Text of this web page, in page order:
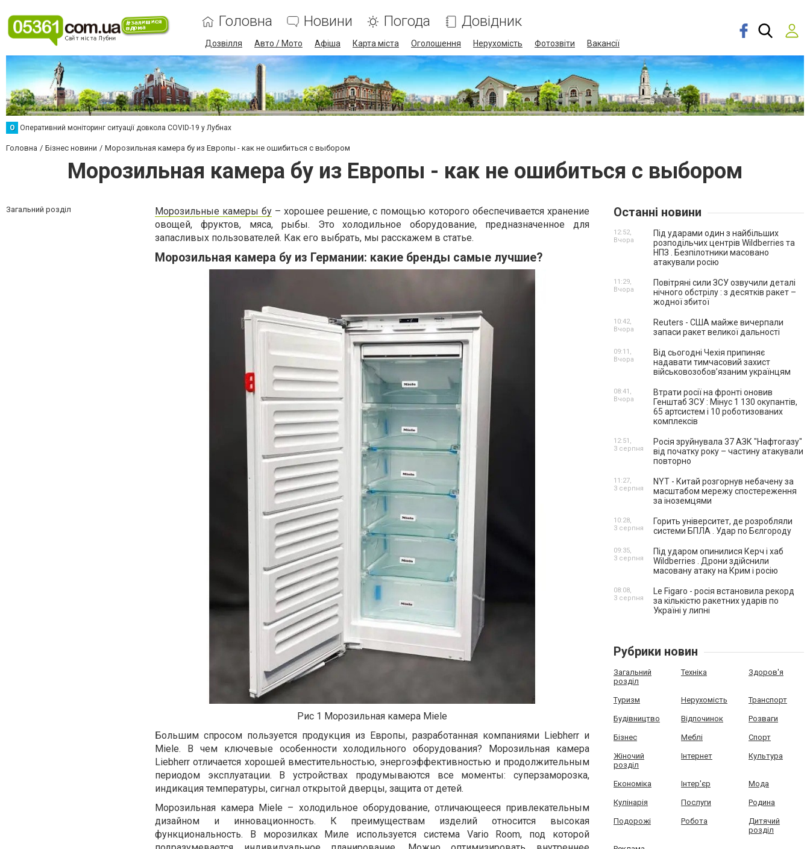
Головна Новини Погода Довідник
Дозвілля Авто / Мото Афіша Карта міста Оголошення Нерухомість Фотозвіти Вакансії
О Оперативний моніторинг ситуації довкола COVID-19 у Лубнах
Головна Бізнес новини Морозильная камера бу из Европы - как не ошибиться с выбором
Морозильная камера бу из Европы - как не ошибиться с выбором
Загальний розділ Морозильные камеры бу– хорошее решение, с помощью которого обеспечивается хранение
овощей, фруктов, мяса, рыбы. Это холодильное оборудование, предназначенное для
запасливых пользователей. Как его выбрать, мы расскажем в статье.
Морозильная камера бу из Германии: какие бренды самые лучшие?
Рис 1 Морозильная камера Miele
Большим спросом пользуется продукция из Европы, разработанная компаниями Liebherr и
Miele. В чем ключевые особенности холодильного оборудования? Морозильная камера
Liebherr отличается хорошей вместительностью, энергоэффективностью и продолжительным
периодом эксплуатации. В устройствах продумываются все моменты: суперзаморозка,
индикация температуры, сигнал открытой дверцы, защита от детей.
Морозильная камера Miele – холодильное оборудование, отличающееся привлекательным
дизайном и инновационность. К преимуществам изделий относится высокая
функциональность. В морозилках Миле используется система Vario Room, под которой
Останні новини
Під ударами один з найбільших
розподільчих центрів Wildberries та
НПЗ . Безпілотники масовано
атакували росію
12:52,
Вчора
Повітряні сили ЗСУ озвучили деталі
нічного обстрілу : з десятків ракет –
жодної збитої
11:29,
Вчора
Reuters - США майже вичерпали
запаси ракет великої дальності
10:42,
Вчора
Від сьогодні Чехія припиняє
надавати тимчасовий захист
військовозобов’язаним українцям
09:11,
Вчора
Втрати росії на фронті оновив
Генштаб ЗСУ : Мінус 1 130 окупантів,
65 артсистем і 10 роботизованих
комплексів
08:41,
Вчора
Росія зруйнувала 37 АЗК "Нафтогазу"
від початку року – частину атакували
повторно
12:51,
3 серпня
NYT - Китай розгорнув небачену за
масштабом мережу спостереження
за іноземцями
11:27,
3 серпня
Горить університет, де розробляли
системи БПЛА . Удар по Бєлгороду
10:28,
3 серпня
Під ударом опинилися Керч і хаб
Wildberries . Дрони здійснили
масовану атаку на Крим і росію
09:35,
3 серпня
Le Figaro - росія встановила рекорд
за кількістю ракетних ударів по
Україні у липні
08:08,
3 серпня
Рубрики новин
Загальний
розділ
Техніка Здоров'я
Туризм Нерухомість Транспорт
Будівництво Відпочинок Розваги
Бізнес Меблі Спорт
Жіночий
розділ
Інтернет Культура
Економіка Інтер'єр Мода
Кулінарія Послуги Родина
Подорожі Робота
Дитячий
розділ